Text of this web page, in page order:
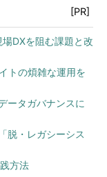
[PR]
DXを阻む課題と改
トの煩雑な運用を
ータガバナンスに
脱・レガシーシス
方法